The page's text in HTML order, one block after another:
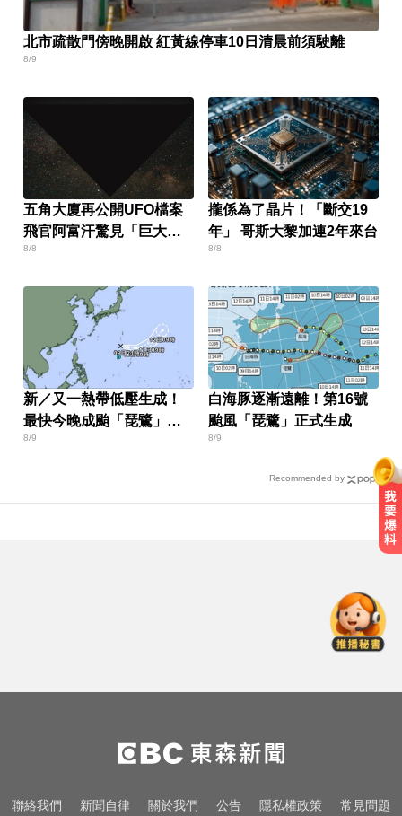
北市疏散門傍晚開啟 紅黃線停車10日清晨前須駛離
8/9
五角大廈再公開UFO檔案
飛官阿富汗驚見「巨大三
角形」
8/8
攏係為了晶片！「斷交19
年」 哥斯大黎加連2年來台
8/8
新／又一熱帶低壓生成！
最快今晚成颱「琵鷺」恐
三颱共舞
8/9
白海豚逐漸遠離！第16號
颱風「琵鷺」正式生成
8/9
Recommended by
五峰「8校停課」
俄軍空襲烏克蘭首都基輔及周邊區
域 造成4人喪命
里約直升機墜毀 哥倫比亞一家3名
聯絡我們 新聞自律 關於我們 公告 隱私權政策 常見問題